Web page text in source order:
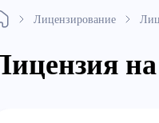
Лицензирование